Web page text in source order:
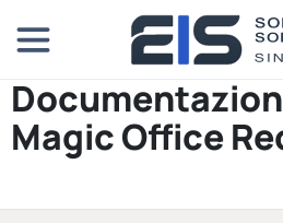
Magic Office